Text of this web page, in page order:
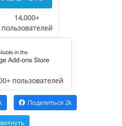
14,000+
пользователей
пользователей
Поделиться 2k